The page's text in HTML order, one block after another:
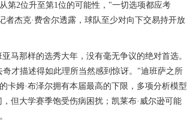
第2位升至第1位的可能性，"一切选项都应考
者杰克·费舍尔透露，球队至少对向下交易持开放
马那样的选秀大年，没有毫无争议的绝对首选。
才描述得如此理所当然感到惊讶。"迪班萨之所
卡姆·布泽尔拥有本届最高的下限，多项分析模型
但大学赛季饱受伤病困扰；凯莱布·威尔逊可能